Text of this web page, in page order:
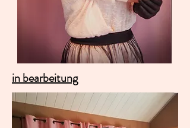
in bearbeitung